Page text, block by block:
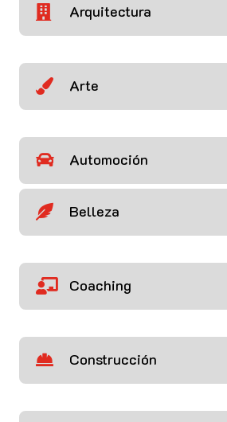
 Arquitectura
 Arte
 Automoción
 Belleza
 Coaching
 Construcción